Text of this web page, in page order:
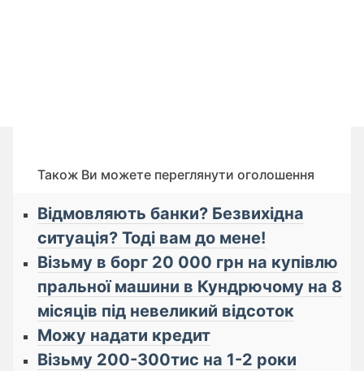
Також Ви можете переглянути оголошення
Відмовляють банки? Безвихідна
ситуація? Тоді вам до мене!
Візьму в борг 20 000 грн на купівлю
пральної машини в Кундрючому на 8
місяців під невеликий відсоток
Можу надати кредит
Візьму 200-300тис на 1-2 роки